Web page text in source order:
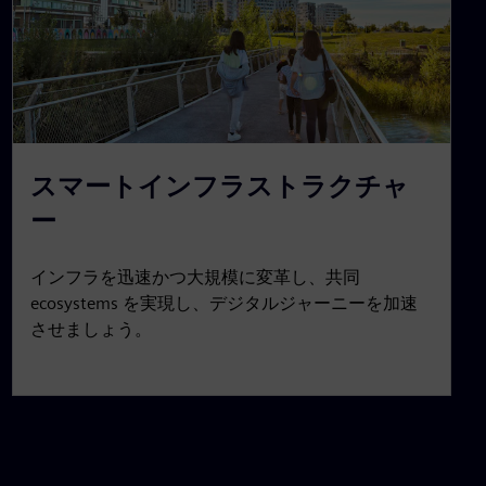
スマートインフラストラクチャ
ー
インフラを迅速かつ大規模に変革し、共同
ecosystems を実現し、デジタルジャーニーを加速
させましょう。